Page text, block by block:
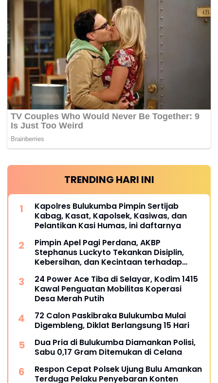
TRENDING HARI INI
Kapolres Bulukumba Pimpin Sertijab
Kabag, Kasat, Kapolsek, Kasiwas, dan
Pelantikan Kasi Humas, ini daftarnya
Pimpin Apel Pagi Perdana, AKBP
Stephanus Luckyto Tekankan Disiplin,
Kebersihan, dan Kecintaan terhadap
24 Power Ace Tiba di Selayar, Kodim 1415
Kawal Penguatan Mobilitas Koperasi
Desa Merah Putih
72 Calon Paskibraka Bulukumba Mulai
Digembleng, Diklat Berlangsung 15 Hari
Dua Pria di Bulukumba Diamankan Polisi,
Sabu 0,17 Gram Ditemukan di Celana
Respon Cepat Polsek Ujung Bulu Amankan
Terduga Pelaku Penyebaran Konten